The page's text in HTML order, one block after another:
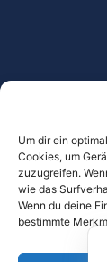
Um dir ein
Cookies, um
zuzugreifen.
wie das
Wenn du deine
bestimmte